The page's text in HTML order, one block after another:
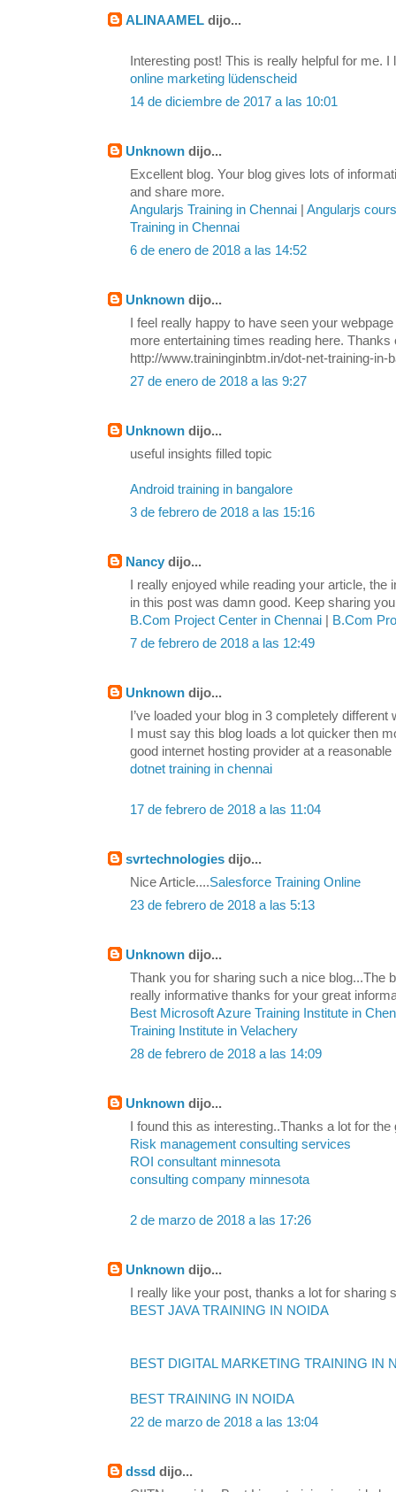
ALINAAMEL dijo...
Interesting post! This is really helpful for me.
online marketing lüdenscheid
14 de diciembre de 2017 a las 10:01
Unknown dijo...
Excellent blog. Your blog gives lots of
and share more.
Angularjs Training in Chennai
Angularjs
Training in Chennai
6 de enero de 2018 a las 14:52
Unknown dijo...
I feel really happy to have seen your
more entertaining times reading here.
http://www.traininginbtm.in/dot-net-training-in-
27 de enero de 2018 a las 9:27
Unknown dijo...
useful insights filled topic
Android training in bangalore
3 de febrero de 2018 a las 15:16
Nancy dijo...
I really enjoyed while reading your article,
in this post was damn good. Keep sharing
B.Com Project Center in Chennai
B.Com
7 de febrero de 2018 a las 12:49
Unknown dijo...
I’ve loaded your blog in 3 completely
I must say this blog loads a lot quicker then
good internet hosting provider at a reasonable
dotnet training in chennai
17 de febrero de 2018 a las 11:04
svrtechnologies dijo...
Nice Article....Salesforce Training Online
23 de febrero de 2018 a las 5:13
Unknown dijo...
Thank you for sharing such a nice blog...The
really informative thanks for your great
Best Microsoft Azure Training Institute in
Training Institute in Velachery
28 de febrero de 2018 a las 14:09
Unknown dijo...
I found this as interesting..Thanks a lot for
Risk management consulting services
ROI consultant minnesota
consulting company minnesota
2 de marzo de 2018 a las 17:26
Unknown dijo...
I really like your post, thanks a lot for sharing
BEST JAVA TRAINING IN NOIDA
BEST DIGITAL MARKETING TRAINING IN
BEST TRAINING IN NOIDA
22 de marzo de 2018 a las 13:04
dssd dijo...